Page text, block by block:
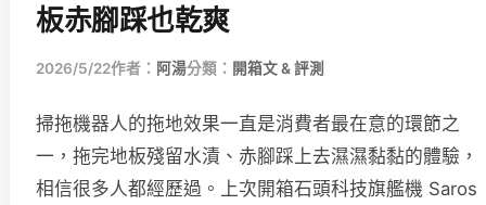
板赤腳踩也乾爽
2026/5/22作者： 阿湯分類： 開箱文 & 評測
掃拖機器人的拖地效果一直是消費者最在意的環節之
一，拖完地板殘留水漬、赤腳踩上去濕濕黏黏的體驗，
相信很多人都經歷過。上次開箱石頭科技旗艦機 Saros